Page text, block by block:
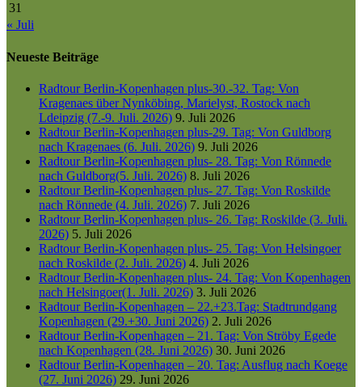
31
« Juli
Neueste Beiträge
Radtour Berlin-Kopenhagen plus-30.-32. Tag: Von
Kragenaes über Nynköbing, Marielyst, Rostock nach
Ldeipzig (7.-9. Juli. 2026) 9. Juli 2026
Radtour Berlin-Kopenhagen plus-29. Tag: Von Guldborg
nach Kragenaes (6. Juli. 2026) 9. Juli 2026
Radtour Berlin-Kopenhagen plus- 28. Tag: Von Rönnede
nach Guldborg(5. Juli. 2026) 8. Juli 2026
Radtour Berlin-Kopenhagen plus- 27. Tag: Von Roskilde
nach Rönnede (4. Juli. 2026) 7. Juli 2026
Radtour Berlin-Kopenhagen plus- 26. Tag: Roskilde (3. Juli.
2026) 5. Juli 2026
Radtour Berlin-Kopenhagen plus- 25. Tag: Von Helsingoer
nach Roskilde (2. Juli. 2026) 4. Juli 2026
Radtour Berlin-Kopenhagen plus- 24. Tag: Von Kopenhagen
nach Helsingoer(1. Juli. 2026) 3. Juli 2026
Radtour Berlin-Kopenhagen – 22.+23.Tag: Stadtrundgang
Kopenhagen (29.+30. Juni 2026) 2. Juli 2026
Radtour Berlin-Kopenhagen – 21. Tag: Von Ströby Egede
nach Kopenhagen (28. Juni 2026) 30. Juni 2026
Radtour Berlin-Kopenhagen – 20. Tag: Ausflug nach Koege
(27. Juni 2026) 29. Juni 2026